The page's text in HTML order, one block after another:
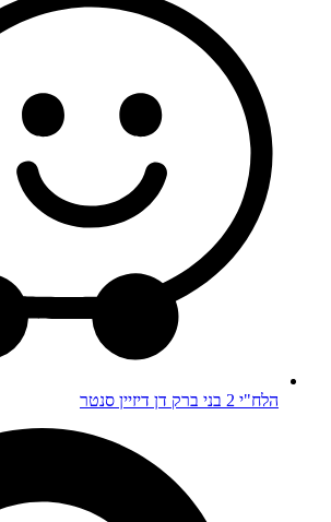
הלח"י 2 בני ברק דן דיזיין סנטר